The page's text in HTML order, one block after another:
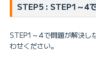
STEP5 : STEP1～4
STEP1～4で問題が解決し
わせください。